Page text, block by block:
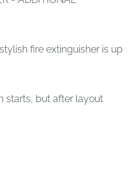
fire extinguisher is up
starts, but after layout